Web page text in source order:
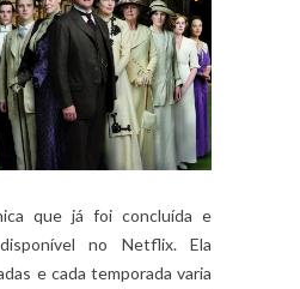
que já foi concluída e
no Netflix. Ela
e cada temporada varia